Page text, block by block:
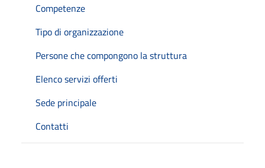
Competenze
Tipo di organizzazione
Persone che compongono la struttura
Elenco servizi offerti
Sede principale
Contatti